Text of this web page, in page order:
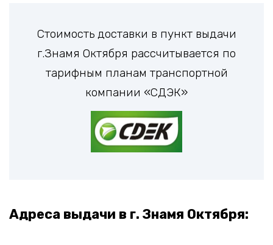
Стоимость доставки в пункт выдачи
г.Знамя Октября рассчитывается по
тарифным планам транспортной
компании «СДЭК»
Адреса выдачи в г. Знамя Октября: